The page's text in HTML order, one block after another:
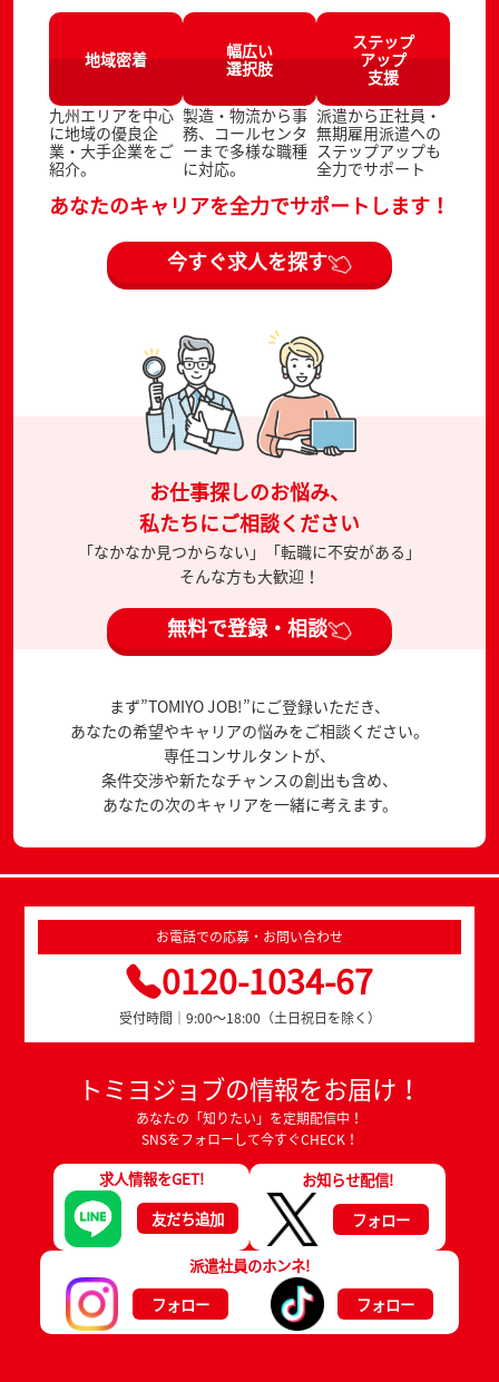
地域密着
九州エリアを中心
に地域の優良企
業・大手企業をご
紹介。
幅広い
選択肢
製造・物流から事
務、コールセンタ
ーまで多様な職種
に対応。
ステップ
アップ
支援
派遣から正社員・
無期雇用派遣への
ステップアップも
全力でサポート
あなたのキャリアを全力でサポートします！
今すぐ求人を探す
お仕事探しのお悩み、
私たちにご相談ください
「なかなか見つからない」「転職に不安がある」
そんな方も大歓迎！
無料で登録・相談
まず”TOMIYO JOB!”にご登録いただき、
あなたの希望やキャリアの悩みをご相談ください。
専任コンサルタントが、
条件交渉や新たなチャンスの創出も含め、
あなたの次のキャリアを一緒に考えます。
お電話での応募・お問い合わせ
0120-1034-67
受付時間｜9:00～18:00（土日祝日を除く）
トミヨジョブの情報をお届け！
あなたの「知りたい」を定期配信中！
SNSをフォローして今すぐCHECK！
求人情報をGET!
友だち追加
お知らせ配信!
フォロー
派遣社員のホンネ!
フォロー
フォロー